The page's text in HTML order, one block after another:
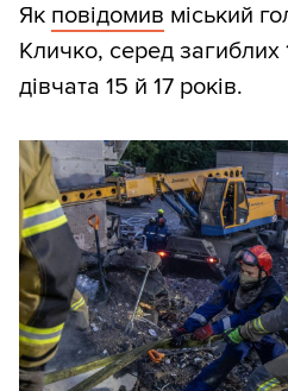
Як повідомив міський
Кличко, серед загиблих
дівчата 15 й 17 років.